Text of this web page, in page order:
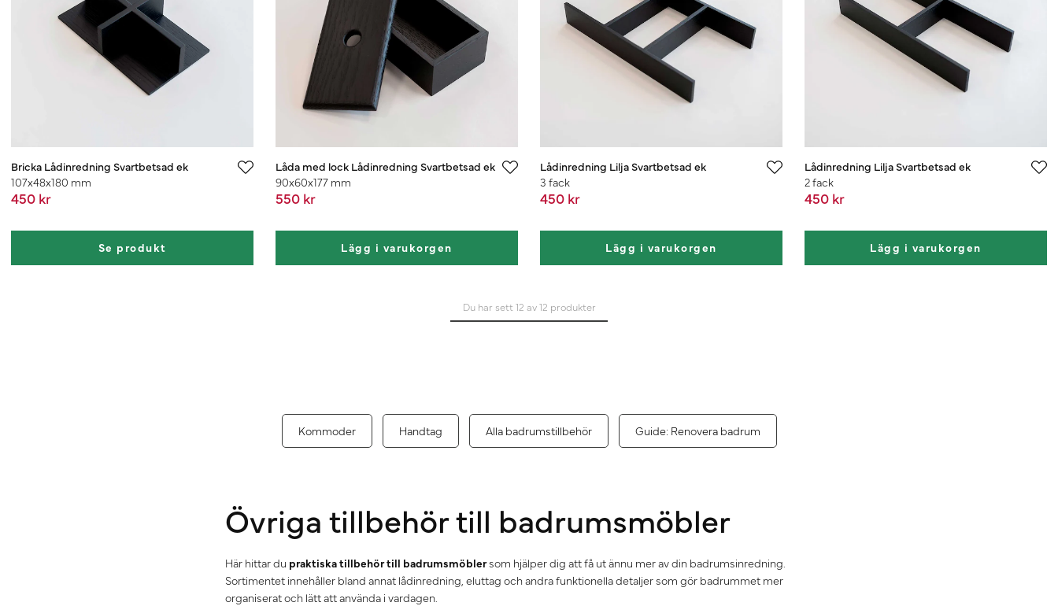
Bricka Lådinredning Svartbetsad ek
107x48x180 mm
450 kr
Se produkt
Låda med lock Lådinredning Svartbetsad ek
90x60x177 mm
550 kr
Lägg i varukorgen
Lådinredning Lilja Svartbetsad ek
3 fack
450 kr
Lägg i varukorgen
Lådinredning Lilja Svartbetsad ek
2 fack
450 kr
Lägg i varukorgen
Du har sett 12 av 12 produkter
Kommoder Handtag Alla badrumstillbehör Guide: Renovera badrum
Övriga tillbehör till badrumsmöbler
Här hittar du praktiska tillbehör till badrumsmöblersom hjälper dig att få ut ännu mer av din badrumsinredning.
Sortimentet innehåller bland annat lådinredning, eluttag och andra funktionella detaljer som gör badrummet mer
organiserat och lätt att använda i vardagen.